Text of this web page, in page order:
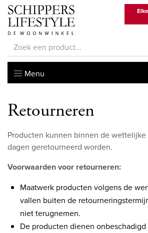
Menu
Retourneren
Producten kunnen binnen de wettelijke
dagen geretourneerd worden.
Voorwaarden voor retourneren:
Maatwerk producten volgens de
vallen buiten de
niet terugnemen.
De producten dienen